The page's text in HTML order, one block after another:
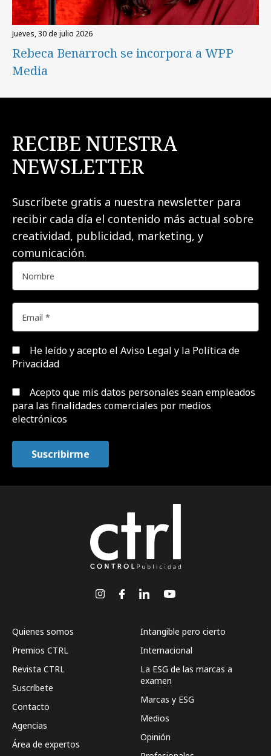
jueves, 30 de julio 2026
Rebeca Benarroch se incorpora a WPP
Media
RECIBE NUESTRA
NEWSLETTER
Suscríbete gratis a nuestra newsletter para
recibir cada día el contenido más actual sobre
creatividad, publicidad, marketing, y
comunicación.
He leído y acepto el Aviso Legal y la Política de
Privacidad
Acepto que mis datos personales sean empleados
para las finalidades comerciales por medios
electrónicos
Quienes somos
Premios CTRL
Revista CTRL
Suscríbete
Contacto
Agencias
Área de expertos
Intangible pero cierto
Internacional
La ESG de las marcas a
examen
Marcas y ESG
Medios
Opinión